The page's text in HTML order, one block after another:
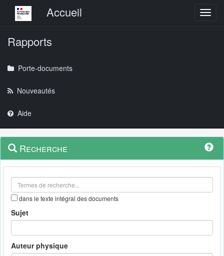
Menu principalAccueil
Rapports
Porte-documents
Nouveautés
Aide
Navigation
outils
Menu
contextuel
Recherche
dans le texte intégral des documents
Sujet
Auteur physique